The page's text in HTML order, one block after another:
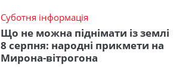
Суботня інформація
Що не можна піднімати із землі
8 серпня: народні прикмети на
Мирона-вітрогона